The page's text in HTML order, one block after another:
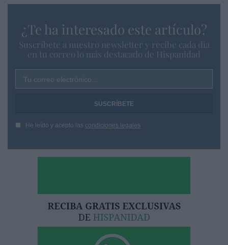
¿Te ha interesado este artículo?
Suscríbete a nuestro newsletter y recibe cada dia
en tu correo lo más destacado de Hispanidad
Tu correo electrónico...
He leído y acepto las condiciones legales